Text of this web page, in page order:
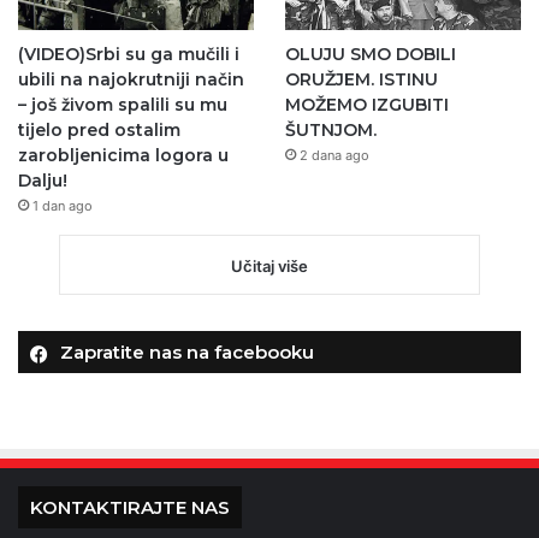
(VIDEO)Srbi su ga mučili i
ubili na najokrutniji način
– još živom spalili su mu
tijelo pred ostalim
zarobljenicima logora u
Dalju!
1 dan ago
OLUJU SMO DOBILI
ORUŽJEM. ISTINU
MOŽEMO IZGUBITI
ŠUTNJOM.
2 dana ago
Učitaj više
Zapratite nas na facebooku
KONTAKTIRAJTE NAS